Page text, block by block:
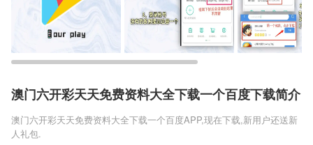
澳门六开彩天天免费资料大全下载一个百度下载简介
澳门六开彩天天免费资料大全下载一个百度APP,现在下载,新用户还送新
人礼包.